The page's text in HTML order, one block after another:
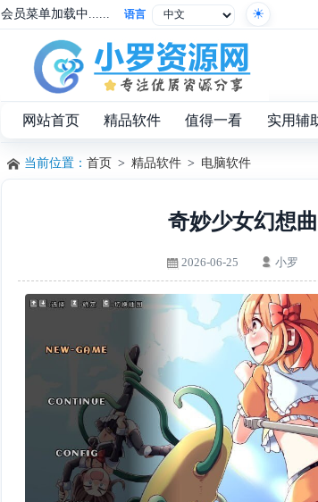
会员菜单加载中...... 语言
网站首页 精品软件 值得一看 实用辅
当前位置： 首页 > 精品软件 > 电脑软件
奇妙少女幻想
2026-06-25 小罗